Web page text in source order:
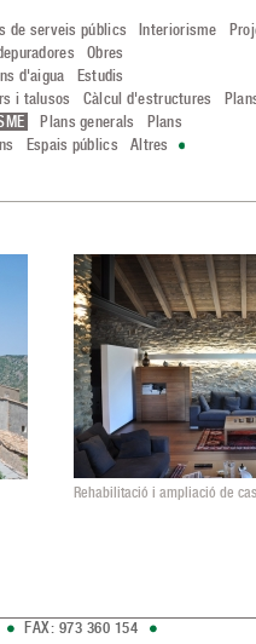
de serveis públics Interiorisme
Obres
d'aigua
Estudis
i talusos Càlcul d'estructures
Plans generals
Plans
Espais públics Altres
Rehabilitació i ampliació de
FAX: 973 360 154